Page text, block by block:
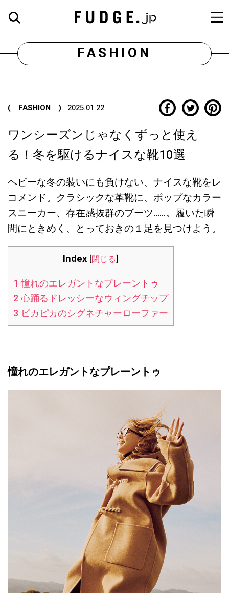
FASHION
( FASHION ) 2025.01.22
ワンシーズンじゃなくずっと使え
る！冬を駆けるナイスな靴10選
ヘビーな冬の装いにも負けない、ナイスな靴をレ
コメンド。クラシックな革靴に、ポップなカラー
スニーカー、存在感抜群のブーツ……。履いた瞬
間にときめく、とっておきの１足を見つけよう。
Index [閉じる]
1 憧れのエレガントなプレーントゥ
2心踊るドレッシーなウィングチップ
3 ピカピカのシグネチャーローファー
憧れのエレガントなプレーントゥ